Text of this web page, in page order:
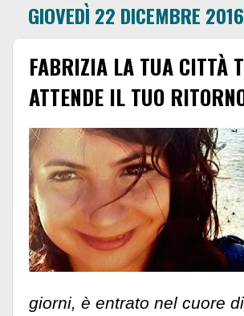
GIOVEDÌ 22 DICEMBRE 2016
FABRIZIA LA TUA CITTÀ
ATTENDE IL TUO
giorni, è entrato nel cuore